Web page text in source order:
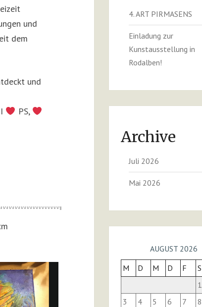
und
dem
und
PS,
4. ART PIRMASENS
Einladung zur
Kunstausstellung in
Rodalben!
Archive
Juli 2026
Mai 2026
AUGUST 2026
M
D M D F S
1
3
4 5 6 7 8